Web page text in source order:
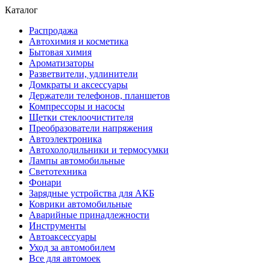
Каталог
Распродажа
Автохимия и косметика
Бытовая химия
Ароматизаторы
Разветвители, удлинители
Домкраты и аксессуары
Держатели телефонов, планшетов
Компрессоры и насосы
Щетки стеклоочистителя
Преобразователи напряжения
Автоэлектроника
Автохолодильники и термосумки
Лампы автомобильные
Светотехника
Фонари
Зарядные устройства для АКБ
Коврики автомобильные
Аварийные принадлежности
Инструменты
Автоаксессуары
Уход за автомобилем
Все для автомоек